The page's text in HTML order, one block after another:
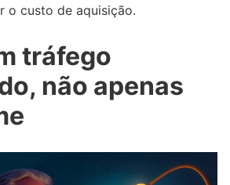
o custo de aquisição.
tráfego
não apenas